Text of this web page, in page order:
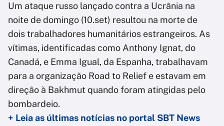
Um ataque russo lançado contra a Ucrânia na
noite de domingo (10.set) resultou na morte de
dois trabalhadores humanitários estrangeiros. As
vítimas, identificadas como Anthony Ignat, do
Canadá, e Emma Igual, da Espanha, trabalhavam
para a organização Road to Relief e estavam em
direção à Bakhmut quando foram atingidas pelo
bombardeio.
+ Leia as últimas notícias no portal SBT News